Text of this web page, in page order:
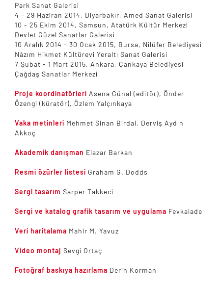
Park Sanat Galerisi
4 – 29 Haziran 2014, Diyarbakır, Amed Sanat Galerisi
10 - 25 Ekim 2014, Samsun, Atatürk Kültür Merkezi
Devlet Güzel Sanatlar Galerisi
10 Aralık 2014 - 30 Ocak 2015, Bursa, Nilüfer Belediyesi
Nâzım Hikmet Kültürevi Yeraltı Sanat Galerisi
7 Şubat - 1 Mart 2015, Ankara, Çankaya Belediyesi
Çağdaş Sanatlar Merkezi
Proje koordinatörleri Asena Günal (editör), Önder
Özengi (küratör), Özlem Yalçınkaya
Vaka metinleri Mehmet Sinan Birdal, Derviş Aydın
Akkoç
Akademik danışman Elazar Barkan
Resmî özürler listesi Graham G. Dodds
Sergi tasarım Sarper Takkeci
Sergi ve katalog grafik tasarım ve uygulama Fevkalade
Veri haritalama Mahir M. Yavuz
Video montaj Sevgi Ortaç
Fotoğraf baskıya hazırlama Derin Korman